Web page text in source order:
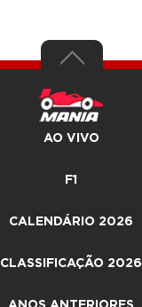
AO VIVO
F1
CALENDÁRIO 2026
CLASSIFICAÇÃO 2026